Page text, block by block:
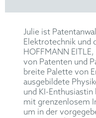
Julie ist
Elektrotechnik und
HOFFMANN
von Patenten und
breite Palette von
ausgebildete
und KI-
mit grenzenlosem
um in der